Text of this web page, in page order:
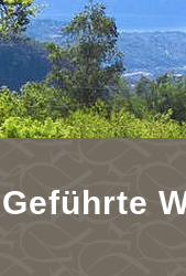
Geführte